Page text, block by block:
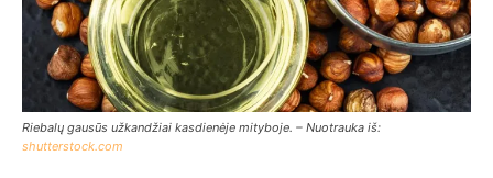
Riebalų gausūs užkandžiai kasdienėje mityboje. – Nuotrauka iš:
shutterstock.com